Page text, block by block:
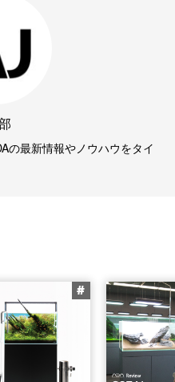
の最新情報やノウハウをタイ
#